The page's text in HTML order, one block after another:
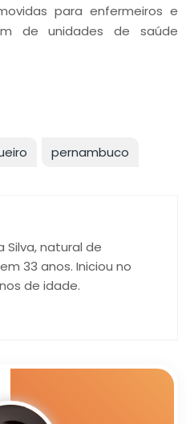
para enfermeiros e
de unidades de saúde
pernambuco
Silva, natural de
33 anos. Iniciou no
de idade.